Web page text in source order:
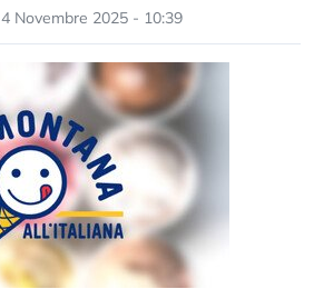
4 Novembre 2025 - 10:39